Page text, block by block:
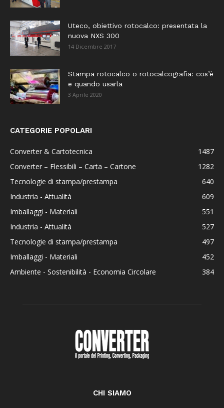
Uteco, obiettivo rotocalco: presentata la
nuova NXS 300
14 Dicembre 2017
Stampa rotocalco o rotocalcografia: cos’è
e quando usarla
3 Aprile 2020
CATEGORIE POPOLARI
Converter & Cartotecnica
1487
Converter – Flessibili – Carta – Cartone
1282
Tecnologie di stampa/prestampa
640
Industria - Attualità
609
Imballaggi - Materiali
551
Industria - Attualità
527
Tecnologie di stampa/prestampa
497
Imballaggi - Materiali
452
Ambiente - Sostenibilità - Economia Circolare
384
CHI SIAMO